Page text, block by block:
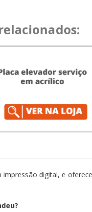
impressão digital, e